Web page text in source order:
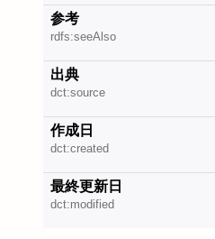
参考
rdfs:seeAlso
出典
dct:source
作成日
dct:created
最終更新日
dct:modified